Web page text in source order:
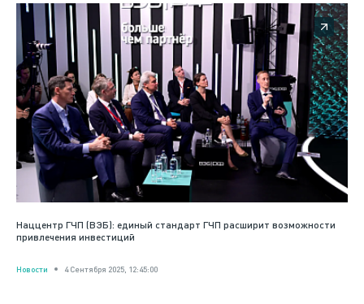
Наццентр ГЧП (ВЭБ): единый стандарт ГЧП расширит возможности
привлечения инвестиций
Новости 4 Сентября 2025, 12:45:00